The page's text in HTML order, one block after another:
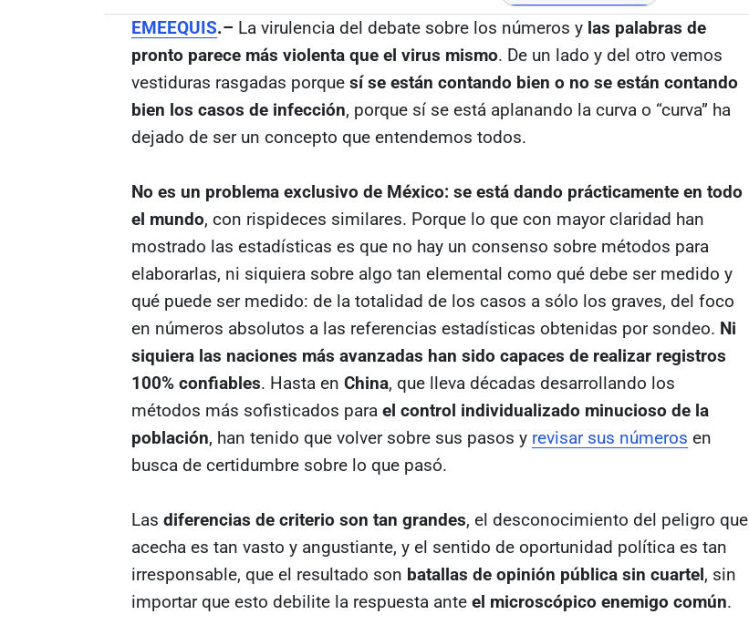
EMEEQUIS.– La virulencia del debate sobre los números y las palabras de
pronto parece más violenta que el virus mismo. De un lado y del otro vemos
vestiduras rasgadas porque sí se están contando bien o no se están contando
bien los casos de infección, porque sí se está aplanando la curva o “curva” ha
dejado de ser un concepto que entendemos todos.
No es un problema exclusivo de México: se está dando prácticamente en todo
el mundo, con rispideces similares. Porque lo que con mayor claridad han
mostrado las estadísticas es que no hay un consenso sobre métodos para
elaborarlas, ni siquiera sobre algo tan elemental como qué debe ser medido y
qué puede ser medido: de la totalidad de los casos a sólo los graves, del foco
en números absolutos a las referencias estadísticas obtenidas por sondeo. Ni
siquiera las naciones más avanzadas han sido capaces de realizar registros
100% confiables. Hasta en China, que lleva décadas desarrollando los
métodos más sofisticados para el control individualizado minucioso de la
población, han tenido que volver sobre sus pasos y revisar sus números en
busca de certidumbre sobre lo que pasó.
Las diferencias de criterio son tan grandes, el desconocimiento del peligro que
acecha es tan vasto y angustiante, y el sentido de oportunidad política es tan
irresponsable, que el resultado son batallas de opinión pública sin cuartel, sin
importar que esto debilite la respuesta ante el microscópico enemigo común.